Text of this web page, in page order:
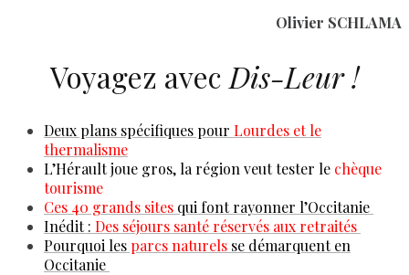
Olivier SCHLAMA
Voyagez avec Dis-Leur !
Deux plans spécifiques pour Lourdes et le
thermalisme
L’Hérault joue gros, la région veut tester le chèque
tourisme
Ces 40 grands sites qui font rayonner l’Occitanie
Inédit : Des séjours santé réservés aux retraités
Pourquoi les parcs naturels se démarquent en
Occitanie